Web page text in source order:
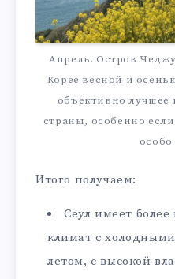
Апрель. Остров
Корее весной и
объективно лучшее
страны, особенно
Итого получаем:
Сеул имеет
климат с
летом, с высокой